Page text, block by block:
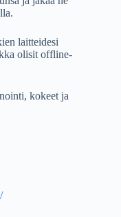
laitteidesi
olisit offline-
kokeet ja